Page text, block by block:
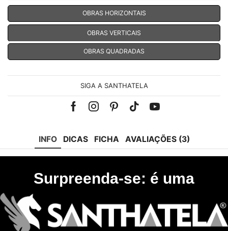
OBRAS HORIZONTAIS
OBRAS VERTICAIS
OBRAS QUADRADAS
SIGA A SANTHATELA
FacebookInstagramPinterest
Tik-Youtube
INFO DICAS FICHA AVALIAÇÕES (3)
Surpreenda-se: é uma